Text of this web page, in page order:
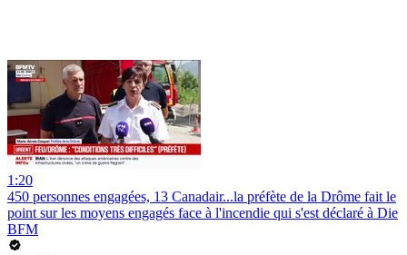
1:20
450 personnes engagées, 13 Canadair...la préfète de la Drôme fait le
point sur les moyens engagés face à l'incendie qui s'est déclaré à Die
BFM